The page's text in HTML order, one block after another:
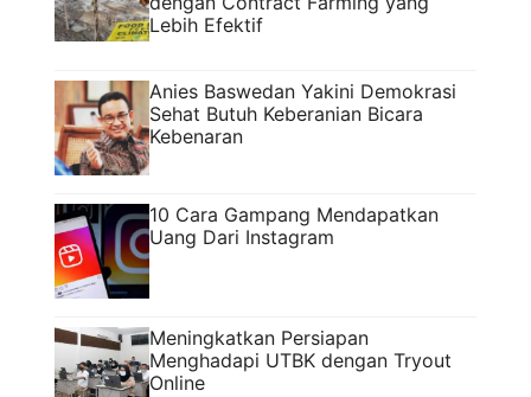
Lebih Efektif
Anies Baswedan Yakini Demokrasi
Sehat Butuh Keberanian Bicara
Kebenaran
10 Cara Gampang Mendapatkan
Uang Dari Instagram
Meningkatkan Persiapan
Menghadapi UTBK dengan Tryout
Online